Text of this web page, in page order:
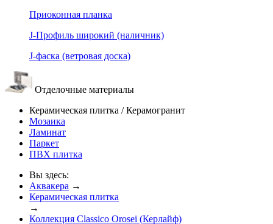
Приоконная планка
J-Профиль широкий (наличник)
J-фаска (ветровая доска)
Отделочные материалы
Керамическая плитка / Керамогранит
Мозаика
Ламинат
Паркет
ПВХ плитка
Вы здесь:
Аквакера →
Керамическая плитка
→
Коллекция Classico Orosei (Керлайф)